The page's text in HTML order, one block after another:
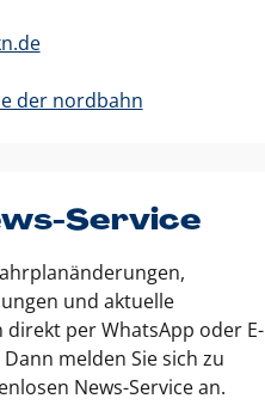
der nordbahn
Service
und aktuelle
per WhatsApp oder E-
melden Sie sich zu
News-Service an.